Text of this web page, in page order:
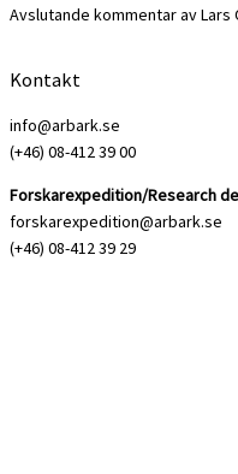
Avslutande kommentar av
Kontakt
info@arbark.se
(+46) 08-412 39 00
Forskarexpedition/Research
forskarexpedition@arbark.se
(+46) 08-412 39 29